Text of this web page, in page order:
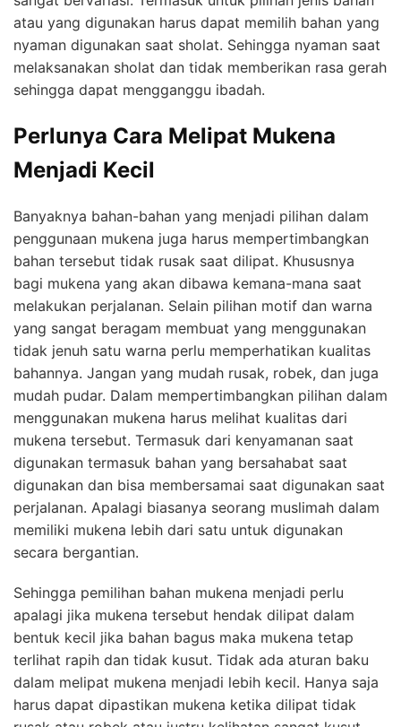
atau yang digunakan harus dapat memilih bahan yang
nyaman digunakan saat sholat. Sehingga nyaman saat
melaksanakan sholat dan tidak memberikan rasa gerah
sehingga dapat mengganggu ibadah.
Perlunya Cara Melipat Mukena
Menjadi Kecil
Banyaknya bahan-bahan yang menjadi pilihan dalam
penggunaan mukena juga harus mempertimbangkan
bahan tersebut tidak rusak saat dilipat. Khususnya
bagi mukena yang akan dibawa kemana-mana saat
melakukan perjalanan. Selain pilihan motif dan warna
yang sangat beragam membuat yang menggunakan
tidak jenuh satu warna perlu memperhatikan kualitas
bahannya. Jangan yang mudah rusak, robek, dan juga
mudah pudar. Dalam mempertimbangkan pilihan dalam
menggunakan mukena harus melihat kualitas dari
mukena tersebut. Termasuk dari kenyamanan saat
digunakan termasuk bahan yang bersahabat saat
digunakan dan bisa membersamai saat digunakan saat
perjalanan. Apalagi biasanya seorang muslimah dalam
memiliki mukena lebih dari satu untuk digunakan
secara bergantian.
Sehingga pemilihan bahan mukena menjadi perlu
apalagi jika mukena tersebut hendak dilipat dalam
bentuk kecil jika bahan bagus maka mukena tetap
terlihat rapih dan tidak kusut. Tidak ada aturan baku
dalam melipat mukena menjadi lebih kecil. Hanya saja
harus dapat dipastikan mukena ketika dilipat tidak